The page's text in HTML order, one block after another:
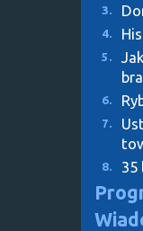
3.
4.
5.
6.
7.
8. 35